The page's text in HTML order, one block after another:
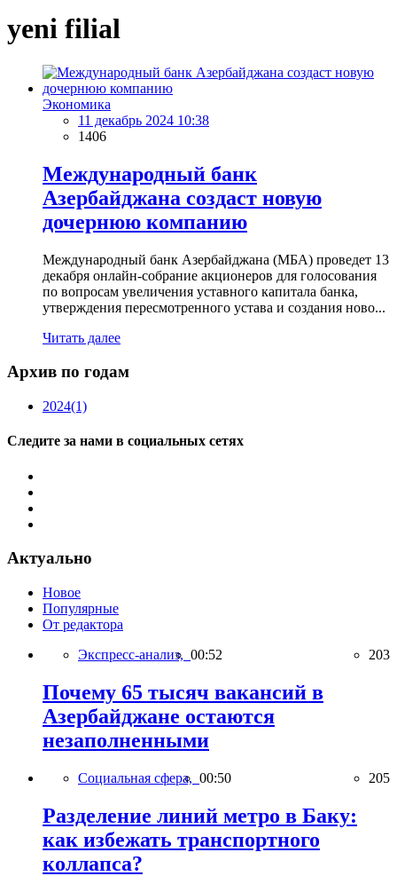
yeni filial
Экономика
11 декабрь 2024 10:38
1406
Международный банк
Азербайджана создаст новую
дочернюю компанию
Международный банк Азербайджана (МБА) проведет 13
декабря онлайн-собрание акционеров для голосования
по вопросам увеличения уставного капитала банка,
утверждения пересмотренного устава и создания ново...
Читать далее
Архив по годам
2024(1)
Следите за нами в социальных сетях
Актуально
Новое
Популярные
От редактора
Экспресс-анализ, 00:52 203
Почему 65 тысяч вакансий в
Азербайджане остаются
незаполненными
Социальная сфера, 00:50 205
Разделение линий метро в Баку:
как избежать транспортного
коллапса?